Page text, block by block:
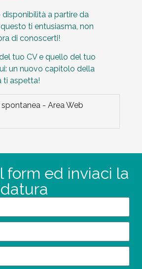
disponibilità a partire da
questo ti entusiasma, non
di conoscerti!
tuo CV e quello del tuo
un nuovo capitolo della
ti aspetta!
- Area Web
form ed inviaci la